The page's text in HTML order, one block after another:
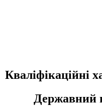
Кваліфікаційні
Державний